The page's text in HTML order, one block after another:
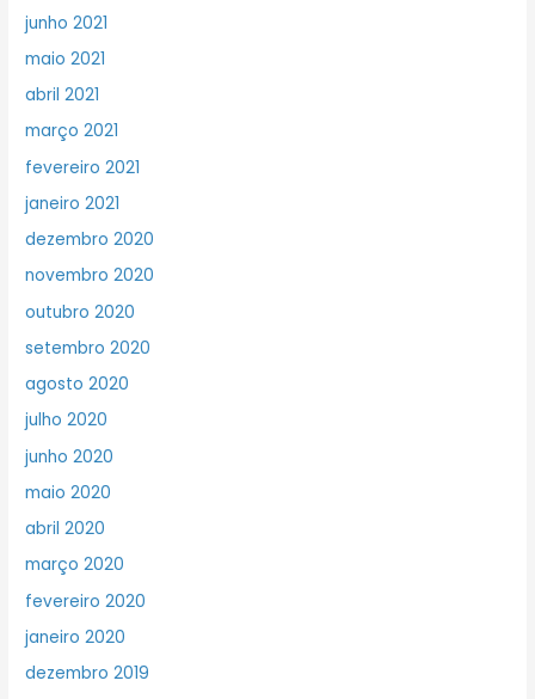
junho 2021
maio 2021
abril 2021
março 2021
fevereiro 2021
janeiro 2021
dezembro 2020
novembro 2020
outubro 2020
setembro 2020
agosto 2020
julho 2020
junho 2020
maio 2020
abril 2020
março 2020
fevereiro 2020
janeiro 2020
dezembro 2019